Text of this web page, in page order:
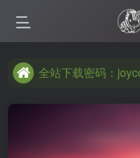
全站下载密码：
全站下载密码：
全站下载密码：